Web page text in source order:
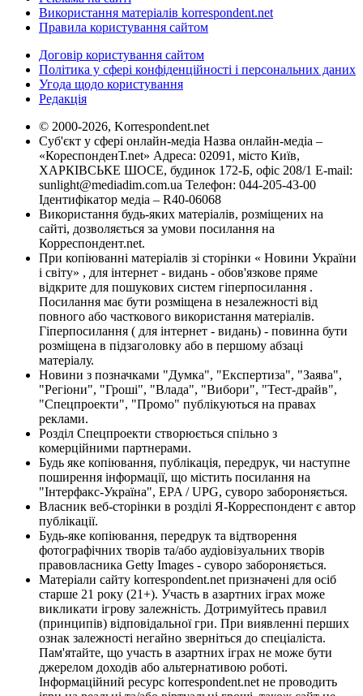
Використання матеріалів korrespondent.net
Правила користування сайтом
Договір користування сайтом
Політика у сфері конфіденційності і персональних даних
Угода щодо користування
Редакція
© 2000-2026, Korrespondent.net
Суб'єкт у сфері онлайн-медіа Назва онлайн-медіа –
«КореспонденТ.net» Адреса: 02091, місто Київ,
ХАРКІВСЬКЕ ШОСЕ, будинок 172-Б, офіс 208/1 E-mail:
sunlight@mediadim.com.ua Телефон: 044-205-43-00
Ідентифікатор медіа – R40-06068
Використання будь-яких матеріалів, розміщених на
сайті, дозволяється за умови посилання на
Корреспондент.net.
При копіюванні матеріалів зі сторінки « Новини України
і світу» , для інтернет - видань - обов'язкове пряме
відкрите для пошукових систем гіперпосилання .
Посилання має бути розміщена в незалежності від
повного або часткового використання матеріалів.
Гіперпосилання ( для інтернет - видань) - повинна бути
розміщена в підзаголовку або в першому абзаці
матеріалу.
Новини з позначками "Думка", "Експертиза", "Заява",
"Регіони", "Гроші", "Влада", "Вибори", "Тест-драйв",
"Спецпроекти", "Промо" публікуються на правах
реклами.
Розділ Спецпроекти створюється спільно з
комерційними партнерами.
Будь яке копіювання, публікація, передрук, чи наступне
поширення інформації, що містить посилання на
"Інтерфакс-Україна", EPA / UPG, суворо забороняється.
Власник веб-сторінки в розділі Я-Корреспондент є автор
публікації.
Будь-яке копіювання, передрук та відтворення
фотографічних творів та/або аудіовізуальних творів
правовласника Getty Images - суворо забороняється.
Матеріали сайту korrespondent.net призначені для осіб
старше 21 року (21+). Участь в азартних іграх може
викликати ігрову залежність. Дотримуйтесь правил
(принципів) відповідальної гри. При виявленні перших
ознак залежності негайно зверніться до спеціаліста.
Пам'ятайте, що участь в азартних іграх не може бути
джерелом доходів або альтернативою роботі.
Інформаційний ресурс korrespondent.net не проводить